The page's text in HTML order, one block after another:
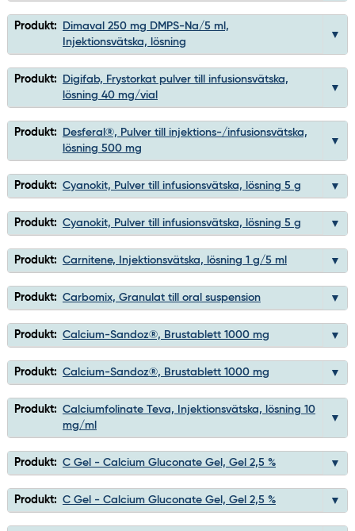
Produkt:
Dimaval 250 mg DMPS-Na/5 ml,
Injektionsvätska, lösning
Produkt:
Digifab, Frystorkat pulver till infusionsvätska,
lösning 40 mg/vial
Produkt:
Desferal®, Pulver till injektions-/infusionsvätska,
lösning 500 mg
Produkt: Cyanokit, Pulver till infusionsvätska, lösning 5 g
Produkt: Cyanokit, Pulver till infusionsvätska, lösning 5 g
Produkt: Carnitene, Injektionsvätska, lösning 1 g/5 ml
Produkt: Carbomix, Granulat till oral suspension
Produkt: Calcium-Sandoz®, Brustablett 1000 mg
Produkt: Calcium-Sandoz®, Brustablett 1000 mg
Produkt: Calciumfolinate Teva, Injektionsvätska, lösning 10
mg/ml
Produkt: C Gel - Calcium Gluconate Gel, Gel 2,5 %
Produkt: C Gel - Calcium Gluconate Gel, Gel 2,5 %